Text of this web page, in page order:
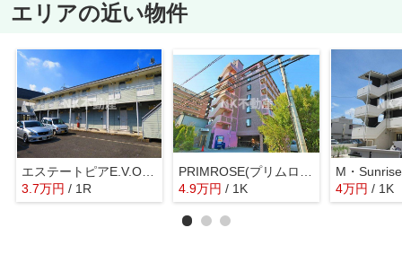
エリアの近い物件
エステートピアE.V.O(エステートピアイーブイオー）（八戸ノ里賃貸）
3.7万円 / 1R
4.9万円 / 1K 4万円 / 1K